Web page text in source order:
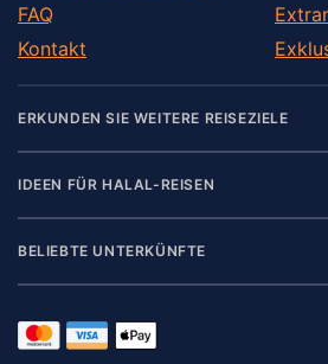
FAQ
Kontakt
ERKUNDEN SIE WEITERE REISEZIELE
IDEEN FÜR HALAL-REISEN
BELIEBTE UNTERKÜNFTE